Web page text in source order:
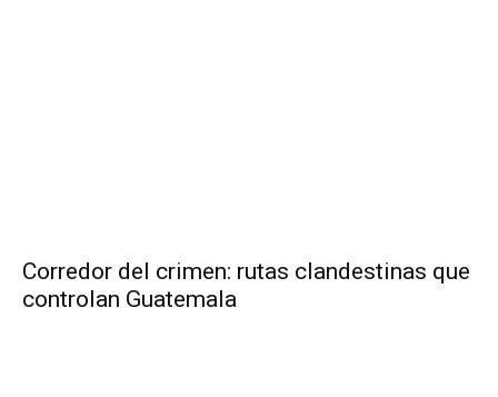
Corredor del crimen: rutas clandestinas que
controlan Guatemala